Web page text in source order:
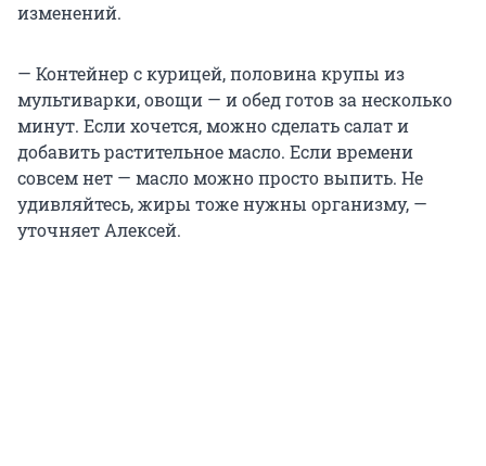
изменений.
— Контейнер с курицей, половина крупы из
мультиварки, овощи — и обед готов за несколько
минут. Если хочется, можно сделать салат и
добавить растительное масло. Если времени
совсем нет — масло можно просто выпить. Не
удивляйтесь, жиры тоже нужны организму, —
уточняет Алексей.